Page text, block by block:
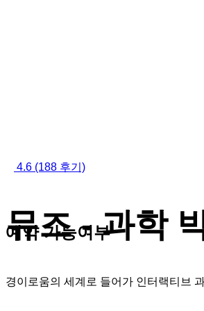
4.6 (188 후기)
뮤즈 - 과학
경이로움의 세계로 들어가 인터랙티브
예약 가능여부